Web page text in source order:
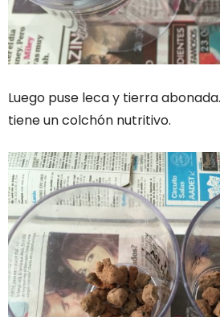
Luego puse leca y tierra
tiene un colchón nutritivo.